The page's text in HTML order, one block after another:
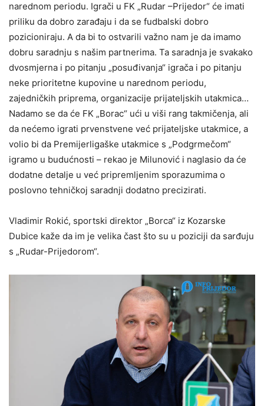
narednom periodu. Igrači u FK „Rudar –Prijedor“ će imati
priliku da dobro zarađaju i da se fudbalski dobro
pozicioniraju. A da bi to ostvarili važno nam je da imamo
dobru saradnju s našim partnerima. Ta saradnja je svakako
dvosmjerna i po pitanju „posuđivanja“ igrača i po pitanju
neke prioritetne kupovine u narednom periodu,
zajedničkih priprema, organizacije prijateljskih utakmica…
Nadamo se da će FK „Borac“ ući u viši rang takmičenja, ali
da nećemo igrati prvenstvene već prijateljske utakmice, a
volio bi da Premijerligaške utakmice s „Podgrmečom“
igramo u budućnosti – rekao je Milunović i naglasio da će
dodatne detalje u već pripremljenim sporazumima o
poslovno tehničkoj saradnji dodatno precizirati.
Vladimir Rokić, sportski direktor „Borca“ iz Kozarske
Dubice kaže da im je velika čast što su u poziciji da sarđuju
s „Rudar-Prijedorom“.